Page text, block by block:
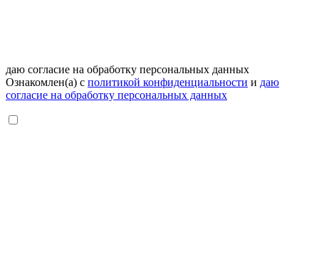
даю согласие на обработку персональных данных
Ознакомлен(а) с политикой конфиденциальности и даю
согласие на обработку персональных данных